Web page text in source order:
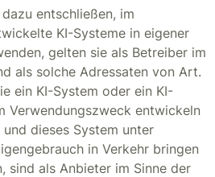
entschließen, im
KI-Systeme in eigener
gelten sie als Betreiber im
als solche Adressaten von Art.
ein KI-System oder ein KI-
Verwendungszweck entwickeln
dieses System unter
in Verkehr bringen
sind als Anbieter im Sinne der